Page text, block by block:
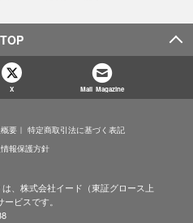
TOP
X Mail Magazine
要
特定商取引法に基づく表記
報保護方針
、株式会社イード（東証グロース上
ビスです。